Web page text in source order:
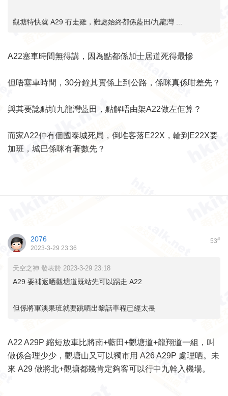
觀塘特快就 A29 冇走雞，難處始終都係藍田/九龍灣 ...
A22塞車時間無得講，因為點都係加士居道死得最慘
但唔塞車時間，30分鐘其實係上到公路，係咪真係咁差先？
與其要諗點填九龍灣藍田，點解唔由架A22做左佢算？
而家A22仲有個國泰城死局，倒堆客落E22X，輪到E22X要
加班，城巴係咪有著數先？
53#
2076
2023-3-29 23:36
天空之神 發表於 2023-3-29 23:18
A29 要補返哂觀塘道既站先可以踢走 A22
但係將軍澳果班就要跳哂出黎話車程已經太長
A22 A29P 縮短放車比將南+藍田+觀塘道+龍翔道一組，叫
做係合理少少，觀塘山又可以獨市用 A26 A29P 處理晒。未
來 A29 做將北+觀塘都幾肯定夠客可以行中九幹入機場。